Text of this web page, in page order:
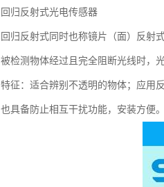
回归反射式光电传感器
回归反射式同时也称镜片（面）反射
被检测物体经过且完全阻断光线时，
特征：适合辨别不透明的物体；应用
也具备防止相互干扰功能，安装方便。